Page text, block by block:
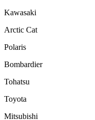
Kawasaki
Arctic Cat
Polaris
Bombardier
Tohatsu
Toyota
Mitsubishi